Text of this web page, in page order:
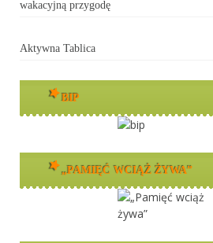
wakacyjną przygodę
Aktywna Tablica
BIP
„PAMIĘĆ WCIĄŻ ŻYWA”